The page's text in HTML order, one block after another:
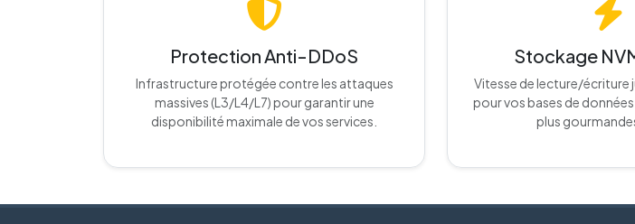
Protection Anti-DDoS
Infrastructure protégée contre les attaques
massives (L3/L4/L7) pour garantir une
disponibilité maximale de vos services.
Stockage
Vitesse de lecture/écriture
pour vos bases de
plus